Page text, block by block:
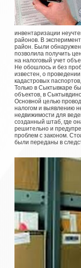
инвентаризации
районов. В
район. Были
позволила получить
на налоговый учет
Не обошлось и без
известен, о
кадастровых
Только в Сыктывкаре
объектов, в
Основной целью
налогом и выявлению
недвижимости для
созданный штаб, где
решительно и
проблем с законом.
были переданы в